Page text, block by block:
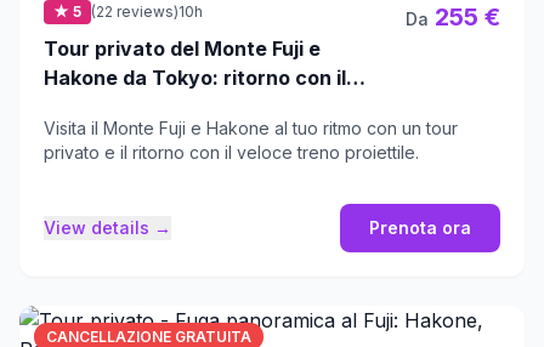
★ 5 (22 reviews)10h
Tour privato del Monte Fuji e
Hakone da Tokyo: ritorno con il
Da 255 €
Visita il Monte Fuji e Hakone al tuo ritmo con un tour
privato e il ritorno con il veloce treno proiettile.
View details → Prenota ora
CANCELLAZIONE GRATUITA